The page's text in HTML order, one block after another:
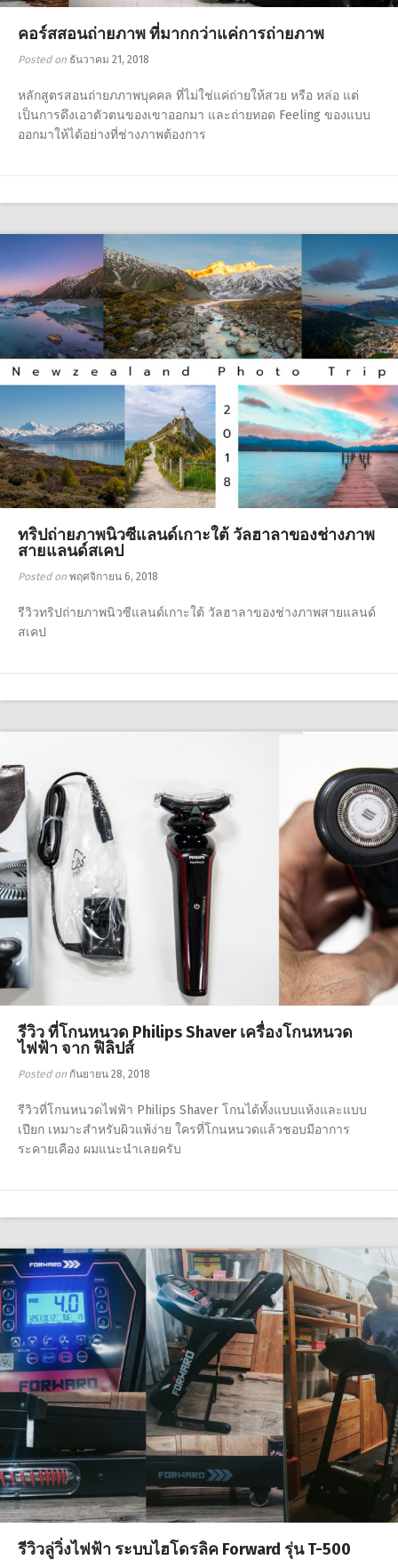
คอร์สสอนถ่ายภาพ ที่มากกว่าแค่การถ่ายภาพ
Posted on ธันวาคม 21, 2018
หลักสูตรสอนถ่ายภภาพบุคคล ที่ไม่ใช่แค่ถ่ายให้สวย หรือ หล่อ แต่
เป็นการดึงเอาตัวตนของเขาออกมา และถ่ายทอด Feeling ของแบบ
ออกมาให้ได้อย่างที่ช่างภาพต้องการ
ทริปถ่ายภาพนิวซีแลนด์เกาะใต้ วัลฮาลาของช่างภาพ
สายแลนด์สเคป
Posted on พฤศจิกายน 6, 2018
รีวิวทริปถ่ายภาพนิวซีแลนด์เกาะใต้ วัลฮาลาของช่างภาพสายแลนด์
สเคป
รีวิว ที่โกนหนวด Philips Shaver เครื่องโกนหนวด
ไฟฟ้า จาก ฟิลิปส์
Posted on กันยายน 28, 2018
รีวิวที่โกนหนวดไฟฟ้า Philips Shaver โกนได้ทั้งแบบแห้งและแบบ
เปียก เหมาะสำหรับผิวแพ้ง่าย ใครที่โกนหนวดแล้วชอบมีอาการ
ระคายเคือง ผมแนะนำเลยครับ
รีวิวลู่วิ่งไฟฟ้า ระบบไฮโดรลิค Forward รุ่น T-500